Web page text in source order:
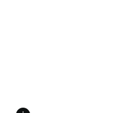
ist von € 129,99 auf €